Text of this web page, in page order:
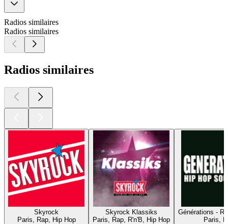
Radios similaires
Radios similaires
Radios similaires
Skyrock
Paris, Rap, Hip Hop
Skyrock Klassiks
Paris, Rap, R'n'B, Hip Hop
Générations -
Paris,